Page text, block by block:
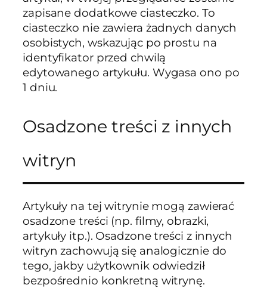
zapisane dodatkowe ciasteczko. To
ciasteczko nie zawiera żadnych danych
osobistych, wskazując po prostu na
identyfikator przed chwilą
edytowanego artykułu. Wygasa ono po
1 dniu.
Osadzone treści z innych
witryn
Artykuły na tej witrynie mogą zawierać
osadzone treści (np. filmy, obrazki,
artykuły itp.). Osadzone treści z innych
witryn zachowują się analogicznie do
tego, jakby użytkownik odwiedził
bezpośrednio konkretną witrynę.